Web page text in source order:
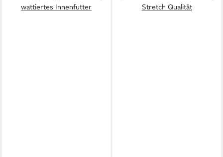
wattiertes Innenfutter
Stretch Qualität